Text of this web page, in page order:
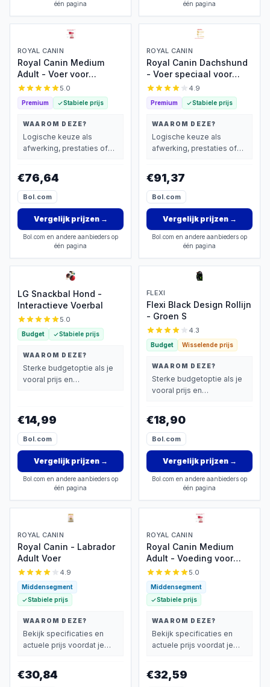
één pagina
één pagina
ROYAL CANIN
Royal Canin Medium
Adult - Voer voor
middelgrote gezonde
5.0
Premium Stabiele prijs
WAAROM DEZE?
Logische keuze als
afwerking, prestaties of
€76,64
Bol.com
Vergelijk prijzen→
Bol.com en andere aanbieders op
één pagina
ROYAL CANIN
Royal Canin Dachshund
- Voer speciaal voor
teckels
4.9
Premium Stabiele prijs
WAAROM DEZE?
Logische keuze als
afwerking, prestaties of
€91,37
Bol.com
Vergelijk prijzen→
Bol.com en andere aanbieders op
één pagina
LG Snackbal Hond -
Interactieve Voerbal
5.0
Budget Stabiele prijs
WAAROM DEZE?
Sterke budgetoptie als je
vooral prijs en
€14,99
Bol.com
Vergelijk prijzen→
Bol.com en andere aanbieders op
één pagina
FLEXI
Flexi Black Design Rollijn
- Groen S
4.3
Budget Wisselende prijs
WAAROM DEZE?
Sterke budgetoptie als je
vooral prijs en
€18,90
Bol.com
Vergelijk prijzen→
Bol.com en andere aanbieders op
één pagina
ROYAL CANIN
Royal Canin - Labrador
Adult Voer
4.9
Middensegment
Stabiele prijs
WAAROM DEZE?
Bekijk specificaties en
actuele prijs voordat je
€30,84
ROYAL CANIN
Royal Canin Medium
Adult - Voeding voor
volwassen middelgrote
honden
5.0
Middensegment
Stabiele prijs
WAAROM DEZE?
Bekijk specificaties en
actuele prijs voordat je
€32,59